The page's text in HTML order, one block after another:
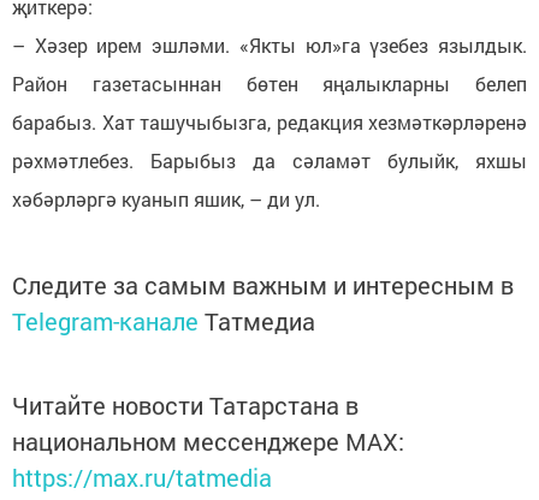
җиткерә:
– Хәзер ирем эшләми. «Якты юл»га үзебез язылдык.
Район газетасыннан бөтен яңалыкларны белеп
барабыз. Хат ташучыбызга, редакция хезмәткәрләренә
рәхмәтлебез. Барыбыз да сәламәт булыйк, яхшы
хәбәрләргә куанып яшик, – ди ул.
Следите за самым важным и интересным в
Telegram-канале Татмедиа
Читайте новости Татарстана в
национальном мессенджере MАХ:
https://max.ru/tatmedia